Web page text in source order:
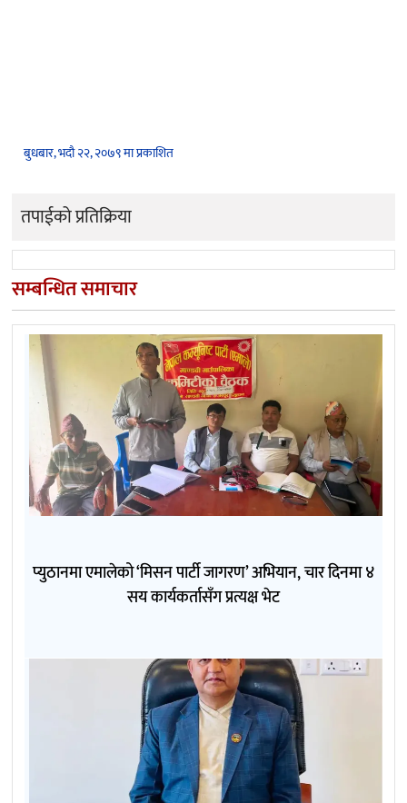
बुधबार, भदौ २२, २०७९ मा प्रकाशित
तपाईको प्रतिक्रिया
सम्बन्धित समाचार
प्युठानमा एमालेको ‘मिसन पार्टी जागरण’ अभियान, चार दिनमा ४
सय कार्यकर्तासँग प्रत्यक्ष भेट